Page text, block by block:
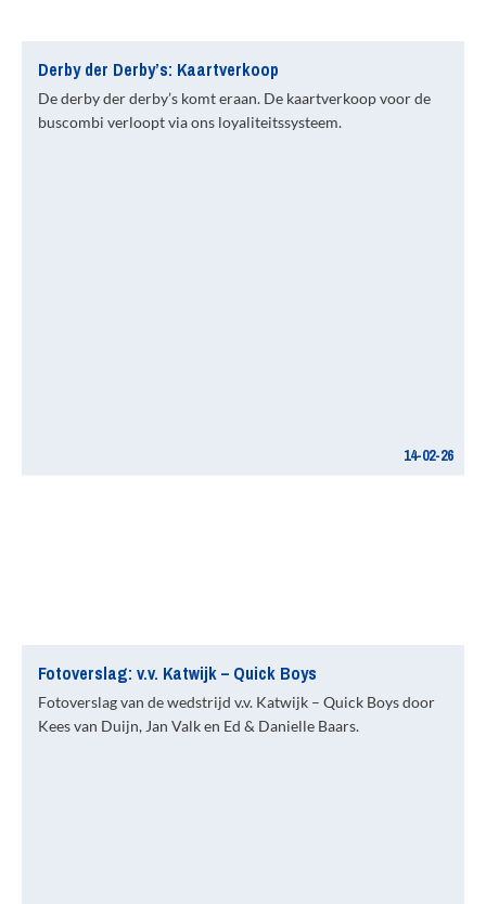
Derby der Derby’s: Kaartverkoop
De derby der derby’s komt eraan. De kaartverkoop voor de
buscombi verloopt via ons loyaliteitssysteem.
14-02-26
Fotoverslag: v.v. Katwijk – Quick Boys
Fotoverslag van de wedstrijd v.v. Katwijk – Quick Boys door
Kees van Duijn, Jan Valk en Ed & Danielle Baars.